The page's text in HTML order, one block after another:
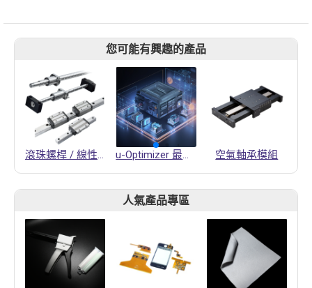
您可能有興趣的產品
滾珠螺桿 / 線性滑軌 u-Optimizer 最佳生產排程 空氣軸承模組
人氣產品專區